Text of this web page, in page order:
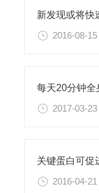
新发现或将快
2016-08-15
2017-03-23
关键蛋白可促
2016-04-21